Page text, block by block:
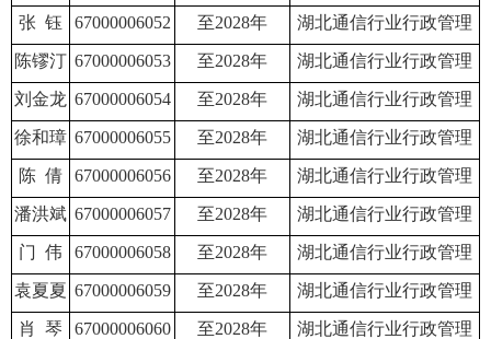
张 钰 67000006052 至2028年 湖北通信行业行政管理
陈镠汀 67000006053 至2028年 湖北通信行业行政管理
刘金龙 67000006054 至2028年 湖北通信行业行政管理
徐和璋 67000006055 至2028年 湖北通信行业行政管理
陈 倩 67000006056 至2028年 湖北通信行业行政管理
潘洪斌 67000006057 至2028年 湖北通信行业行政管理
门 伟 67000006058 至2028年 湖北通信行业行政管理
袁夏夏 67000006059 至2028年 湖北通信行业行政管理
肖 琴 67000006060 至2028年 湖北通信行业行政管理